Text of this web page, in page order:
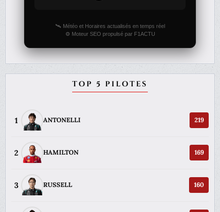
🛰️ Météo et Horaires actualisés en temps réel
⚙️ Moteur SEO propulsé par F1ACTU
TOP 5 PILOTES
1 ANTONELLI 219
2 HAMILTON 169
3 RUSSELL 160